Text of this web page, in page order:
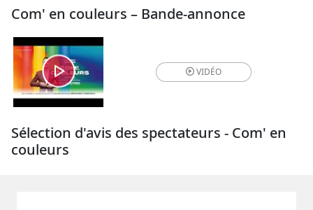
Com' en couleurs – Bande-annonce
VIDÉO
Sélection d'avis des spectateurs - Com' en
couleurs